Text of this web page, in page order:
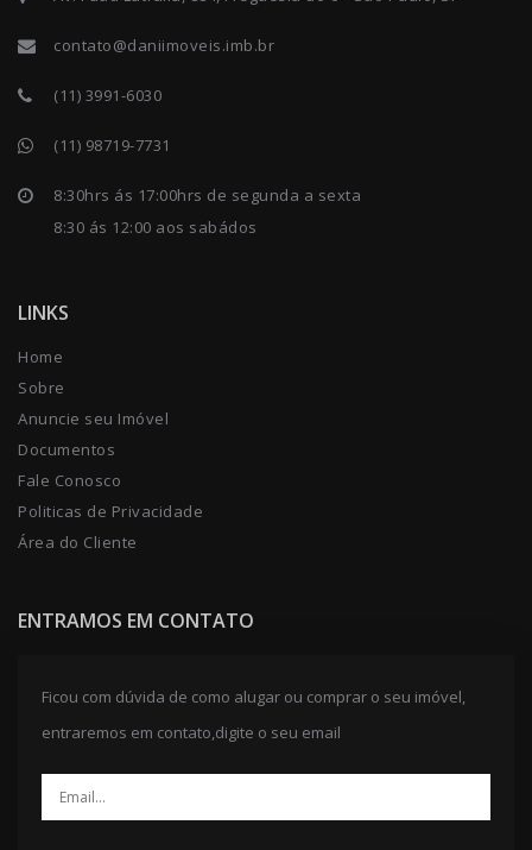
contato@daniimoveis.imb.br
(11) 3991-6030
(11) 98719-7731
8:30hrs ás 17:00hrs de segunda a sexta
8:30 ás 12:00 aos sabádos
LINKS
Home
Sobre
Anuncie seu Imóvel
Documentos
Fale Conosco
Politicas de Privacidade
Área do Cliente
ENTRAMOS EM CONTATO
Ficou com dúvida de como alugar ou comprar o seu imóvel,
entraremos em contato,digite o seu email